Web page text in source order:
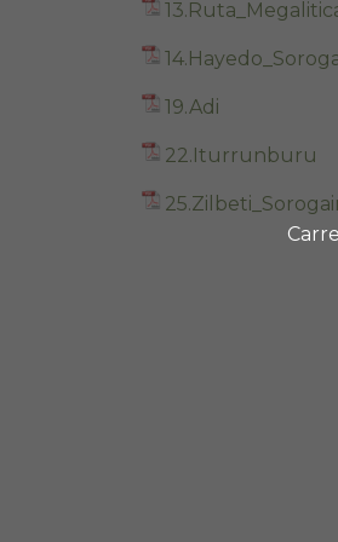
19.Adi
22.Iturrunburu